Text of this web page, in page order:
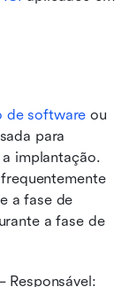
de software ou
para
implantação.
a fase de
a fase de
Responsável: